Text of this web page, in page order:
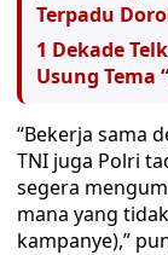
Terpadu
1 Dekade
Usung Tema
“Bekerja sama
TNI juga Polri
segera
mana yang
kampanye),”